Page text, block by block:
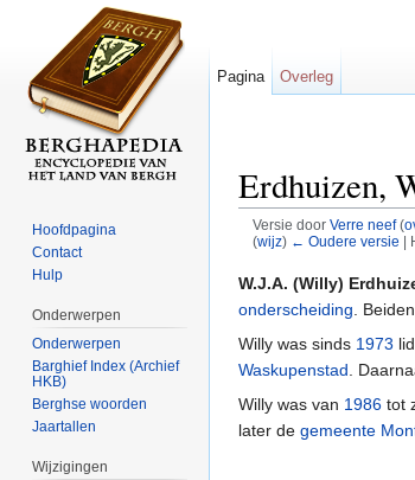
Erdhuizen,
Versie door Verre neef (
(wijz) ← Oudere versie |
W.J.A. (Willy)
onderscheiding .
Willy was sinds 1973
Waskupenstad .
Willy was van 1986 tot
later de gemeente
Pagina Overleg
Hoofdpagina
Contact
Hulp
Onderwerpen
Onderwerpen
Barghief Index (Archief
HKB)
Berghse woorden
Jaartallen
Wijzigingen